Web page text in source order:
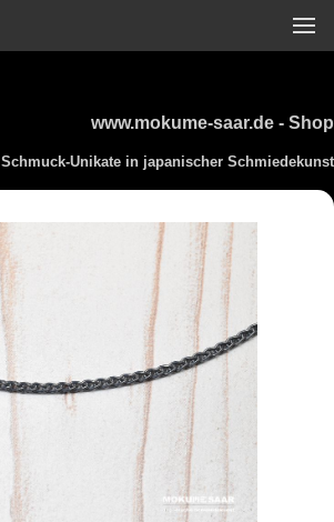
www.mokume-saar.de - Shop
Schmuck-Unikate in japanischer Schmiedekunst